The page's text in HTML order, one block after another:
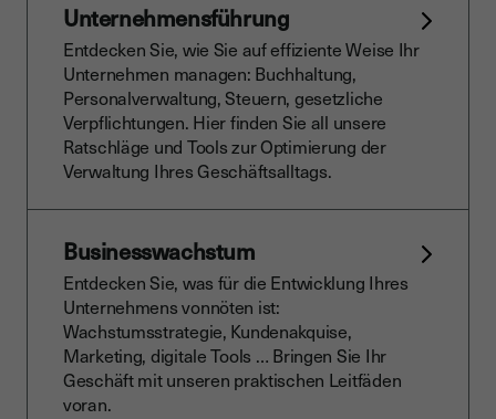
Unternehmensführung
Entdecken Sie, wie Sie auf effiziente Weise Ihr
Unternehmen managen: Buchhaltung,
Personalverwaltung, Steuern, gesetzliche
Verpflichtungen. Hier finden Sie all unsere
Ratschläge und Tools zur Optimierung der
Verwaltung Ihres Geschäftsalltags.
Businesswachstum
Entdecken Sie, was für die Entwicklung Ihres
Unternehmens vonnöten ist:
Wachstumsstrategie, Kundenakquise,
Marketing, digitale Tools … Bringen Sie Ihr
Geschäft mit unseren praktischen Leitfäden
voran.